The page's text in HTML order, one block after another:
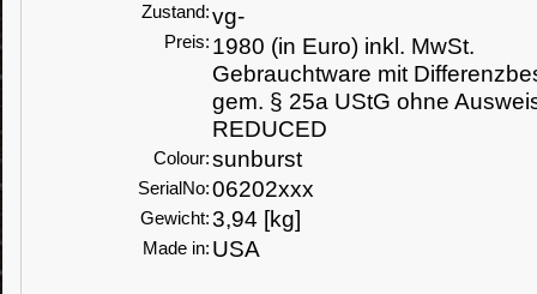
Zustand:vg-
Preis: 1980 (in Euro) inkl. MwSt.
Gebrauchtware mit
gem. § 25a UStG ohne
REDUCED
Colour:sunburst
SerialNo:06202xxx
Gewicht:3,94 [kg]
Made in: USA